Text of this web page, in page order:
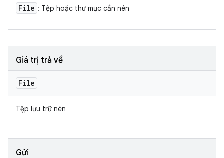
File : Tệp hoặc thư mục cần nén
Giá trị trả về
File
Tệp lưu trữ nén
Gửi